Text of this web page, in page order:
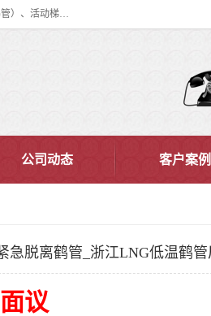
连云港华德石油化工机械有限公司（原连云港石油化工机械总厂），始创于1982年，是从事码头船用流体装卸臂、陆用流体装卸臂（鹤管）、活动梯、钢构平台、定量装车系统等全系列流体装卸设备的设计、制造、销售以及服务的专业供应商。
公司动态 客户案例
急脱离鹤管_浙江LNG低温鹤
面议